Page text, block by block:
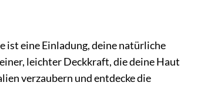
ist eine Einladung, deine natürliche
leichter Deckkraft, die deine Haut
verzaubern und entdecke die